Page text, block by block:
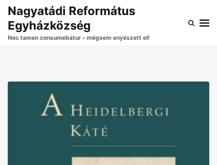
Skip
content
Search
for:
Nagyatádi Református
Egyházközség
Nec tamen consumebatur – mégsem enyészett el!